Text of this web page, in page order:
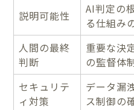
説明可能性
AI判定の
る仕組み
人間の最終
判断
重要な決
の監督体
セキュリテ
ィ対策
データ漏
ス制御の